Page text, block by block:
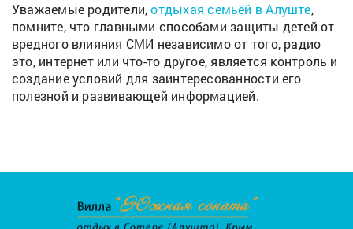
Уважаемые родители,отдыхая семьёй в Алуште,
помните, что главными способами защиты детей от
вредного влияния СМИ независимо от того, радио
это, интернет или что-то другое, является контроль и
создание условий для заинтересованности его
полезной и развивающей информацией.